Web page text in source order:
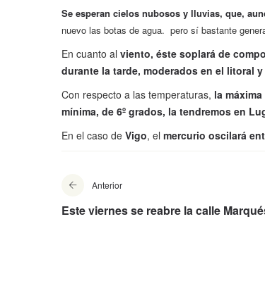
Se esperan cielos nubosos y lluvias, que,
nuevo las botas de agua. pero sí bastante
En cuanto al viento, éste soplará de
durante la tarde, moderados en el litoral
Con respecto a las temperaturas, la
mínima, de 6º grados, la tendremos en
En el caso de Vigo, el mercurio oscilará
Anterior
Este viernes se reabre la calle